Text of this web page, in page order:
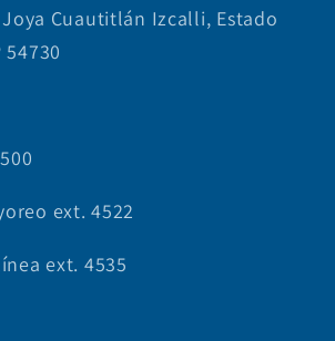
Cuautitlán Izcalli, Estado
54730
ext. 4522
ext. 4535